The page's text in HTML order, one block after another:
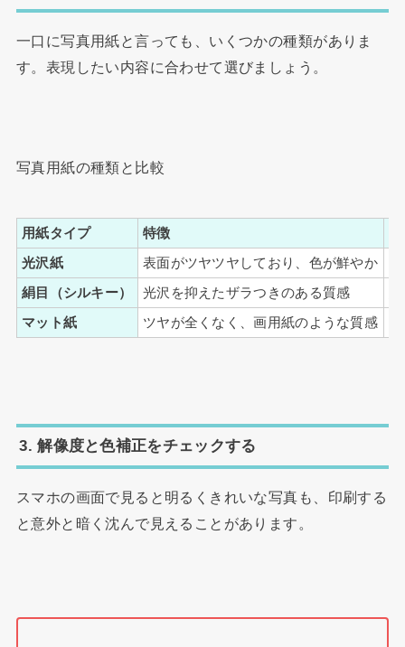
一口に写真用紙と言っても、いくつかの種類がありま
す。表現したい内容に合わせて選びましょう。
写真用紙の種類と比較
用紙タイプ 特徴
光沢紙 表面がツヤツヤしており、色が鮮やか
絹目（シルキー） 光沢を抑えたザラつきのある質感
マット紙 ツヤが全くなく、画用紙のような質感
3. 解像度と色補正をチェックする
スマホの画面で見ると明るくきれいな写真も、印刷する
と意外と暗く沈んで見えることがあります。